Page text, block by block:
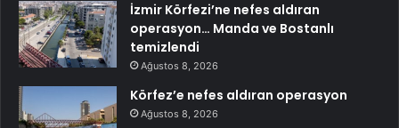
İzmir Körfezi’ne nefes aldıran
operasyon… Manda ve Bostanlı
temizlendi
Ağustos 8, 2026
Körfez’e nefes aldıran operasyon
Ağustos 8, 2026